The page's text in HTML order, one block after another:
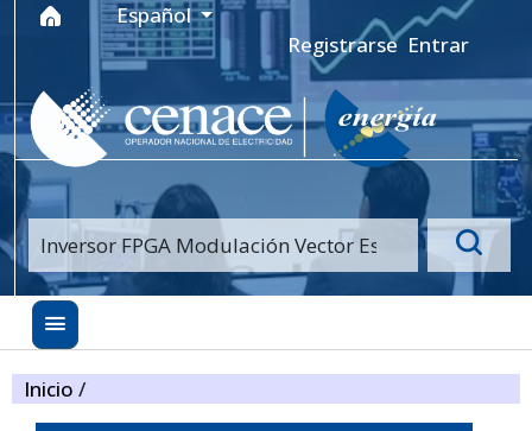
Ir al menú de navegación principal
Ir al contenido principal
Ir al pie de página del sitio
Idioma
Español
Registrarse Entrar
Inicio /